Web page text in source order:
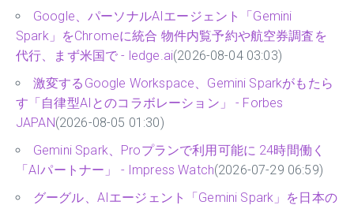
Google、パーソナルAIエージェント「Gemini
Spark」をChromeに統合 物件内覧予約や航空券調査を
代行、まず米国で - ledge.ai(2026-08-04 03:03)
激変するGoogle Workspace、Gemini Sparkがもたら
す「自律型AIとのコラボレーション」 - Forbes
JAPAN(2026-08-05 01:30)
Gemini Spark、Proプランで利用可能に 24時間働く
「AIパートナー」 - Impress Watch(2026-07-29 06:59)
グーグル、AIエージェント「Gemini Spark」を日本の